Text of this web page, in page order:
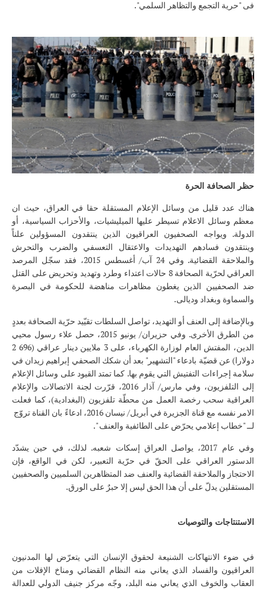
فى "حرية التجمع والتظاهر السلمي".
حظر الصحافة الحرة
هناك عدد قليل من وسائل الإعلام المستقلة حقا في العراق، حيث ان
معظم وسائل الاعلام تسيطر عليها الميليشيات، والأحزاب السياسية، أو
الدولة. ويواجه الصحفيون العراقيون الذين ينتقدون المسؤولين علناً
وينتقدون فسادهم التهديدات والاعتقال التعسفي والضرب والتحرش
والملاحقة القضائية. وفي 24 آب/ أغسطس 2015، فقد سجّل المرصد
العراقي لحرّية الصحافة 8 حالات اعتداء وطرد وتهديد وتحريض على القتل
ضد الصحفيين الذين يغطون مظاهرات مناهضة للحكومة في البصرة
والسماوة وبغداد وديالى.
وبالإضافة إلى العنف أو التهديد، تواصل السلطات تقيّيد حرّية الصحافة بعددٍ
من الطرق الأخرى. وفي حزيران/ يونيو 2015، حصل علاء رسول محيي
الدين، المفتش العام لوزارة الكهرباء، على 3 ملايين دينار عراقي (696 2
دولارا) عن قضيّة بادعاء "التشهير" بعد أن شكك الصحفي إبراهيم زيدان في
سلامة إجراءات التفتيش التي يقوم بها. كما تمتد القيود على وسائل الإعلام
إلى التلفزيون، وفي مارس/ آذار 2016، قرّرت لجنة الاتصالات والإعلام
العراقية سحب رخصة العمل من محطّة تلفزيون (البغدادية)، كما فعلت
الامر نفسه مع قناة الجزيرة في أبريل/ نيسان 2016، ادعاءً بان القناة تروّج
لــ "خطاب إعلامي يحرّض على الطائفية والعنف ".
وفي عام 2017، يواصل العراق إسكات شعبه. لذلك، في حين يشدّد
الدستور العراقي على الحقّ في حرّية التعبير، لكن في الواقع، فإن
الاحتجاز والملاحقة القضائية والعنف ضد المتظاهرين السلميين والصحفيين
المستقلين يدلّ على أن هذا الحق ليس إلا حبرٌ على الورق.
الاستنتاجات والتوصيات
في ضوء الانتهاكات الشنيعة لحقوق الإنسان التي يتعرّض لها المدنيون
العراقيون والفساد الذي يعاني منه النظام القضائي ومناخ الإفلات من
العقاب والخوف الذي يعاني منه البلد، وجّه مركز جنيف الدولي للعدالة